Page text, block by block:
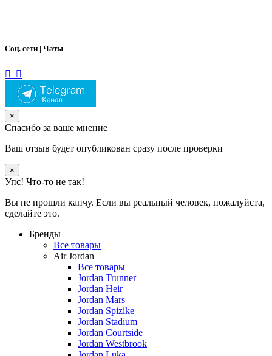
Соц. сети | Чаты
×
Спасибо за ваше мнение
Ваш отзыв будет опубликован сразу после проверки
×
Упс! Что-то не так!
Вы не прошли капчу. Если вы реальный человек, пожалуйста,
сделайте это.
Бренды
Все товары
Air Jordan
Все товары
Jordan Trunner
Jordan Heir
Jordan Mars
Jordan Spizike
Jordan Stadium
Jordan Courtside
Jordan Westbrook